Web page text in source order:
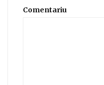
Comentariu